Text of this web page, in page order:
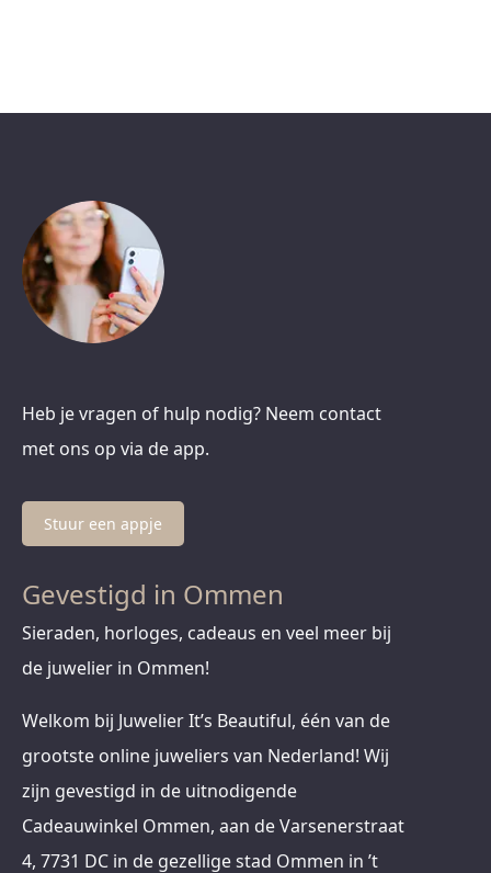
Heb je vragen of hulp nodig? Neem contact
met ons op via de app.
Stuur een appje
Gevestigd in Ommen
Sieraden, horloges, cadeaus en veel meer bij
de juwelier in Ommen!
Welkom bij Juwelier It’s Beautiful, één van de
grootste online juweliers van Nederland! Wij
zijn gevestigd in de uitnodigende
Cadeauwinkel Ommen, aan de Varsenerstraat
4, 7731 DC in de gezellige stad Ommen in ’t